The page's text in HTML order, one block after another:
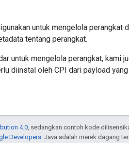
untuk mengelola perangkat
tentang perangkat.
untuk mengelola perangkat, kami
diinstal oleh CPI dari payload yang
4.0 , sedangkan contoh kode
Developers . Java adalah merek dagang